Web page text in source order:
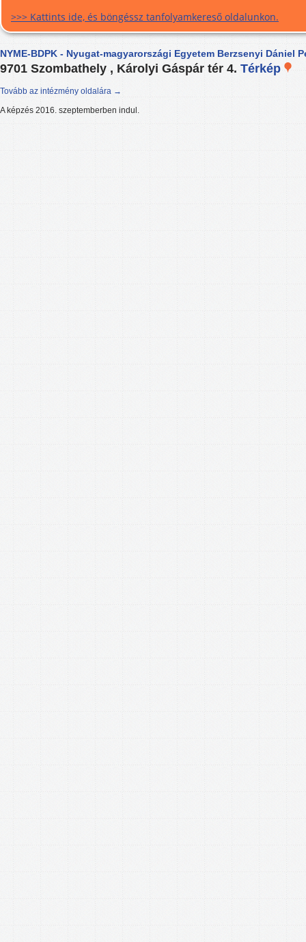
>>> Kattints ide, és böngéssz tanfolyamkereső oldalunkon.
NYME-BDPK - Nyugat-magyarországi Egyetem Berzsenyi Dániel
9701 Szombathely , Károlyi Gáspár tér 4. Térkép
Tovább az intézmény oldalára →
A képzés 2016. szeptemberben indul.